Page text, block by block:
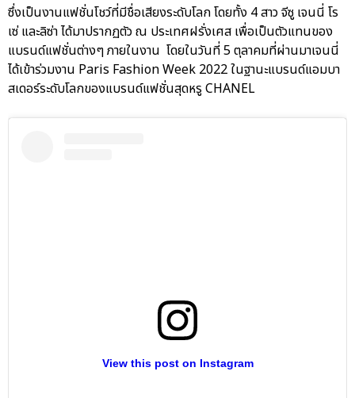
ซึ่งเป็นงานแฟชั่นโชว์ที่มีชื่อเสียงระดับโลก โดยทั้ง 4 สาว จีซู เจนนี่ โร
เซ่ และลิซ่า ได้มาปรากฏตัว ณ ประเทศฝรั่งเศส เพื่อเป็นตัวแทนของ
แบรนด์แฟชั่นต่างๆ ภายในงาน โดยในวันที่ 5 ตุลาคมที่ผ่านมาเจนนี่
ได้เข้าร่วมงาน Paris Fashion Week 2022 ในฐานะแบรนด์แอมบา
สเดอร์ระดับโลกของแบรนด์แฟชั่นสุดหรู CHANEL
View this post on Instagram